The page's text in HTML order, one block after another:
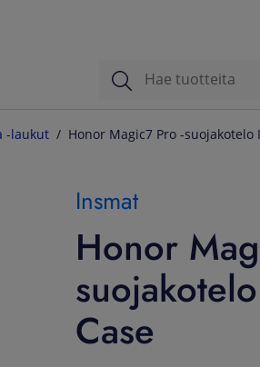
-laukut Honor Magic7 Pro -suojakotelo
Insmat
Honor
Case